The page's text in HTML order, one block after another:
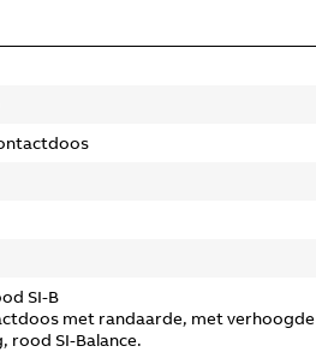
SI-B
met randaarde, met verhoogde
rood SI-Balance.